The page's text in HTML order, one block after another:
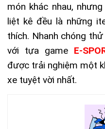
món khác nhau,
liệt kê đều là những
thích. Nhanh chóng
với tựa game E-
được trải nghiệm một
xe tuyệt vời nhất.